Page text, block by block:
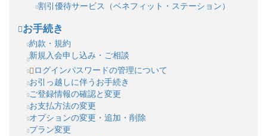
割引優待サービス（ベネフィット・ステーション）
お手続き
約款・規約
新規入会申し込み・ご相談
ログインパスワードの管理について
お引っ越しに伴うお手続き
ご登録情報の確認と変更
お支払方法の変更
オプションの変更・追加・削除
プラン変更